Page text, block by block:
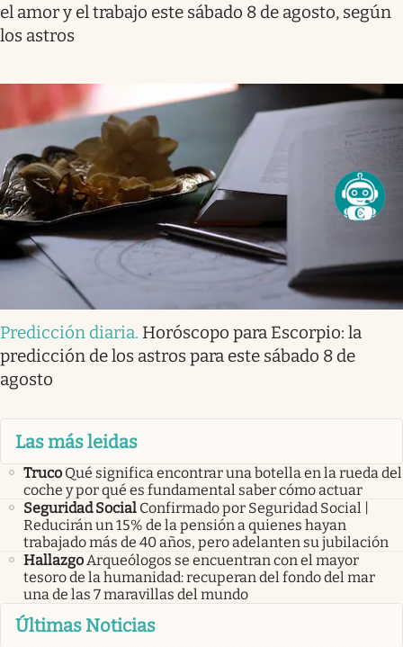
el amor y el trabajo este sábado 8 de agosto, según
los astros
Predicción diaria. Horóscopo para Escorpio: la
predicción de los astros para este sábado 8 de
agosto
Las más leidas
Truco Qué significa encontrar una botella en la rueda del
coche y por qué es fundamental saber cómo actuar
Seguridad Social Confirmado por Seguridad Social |
Reducirán un 15% de la pensión a quienes hayan
trabajado más de 40 años, pero adelanten su jubilación
HallazgoArqueólogos se encuentran con el mayor
tesoro de la humanidad: recuperan del fondo del mar
una de las 7 maravillas del mundo
Últimas Noticias